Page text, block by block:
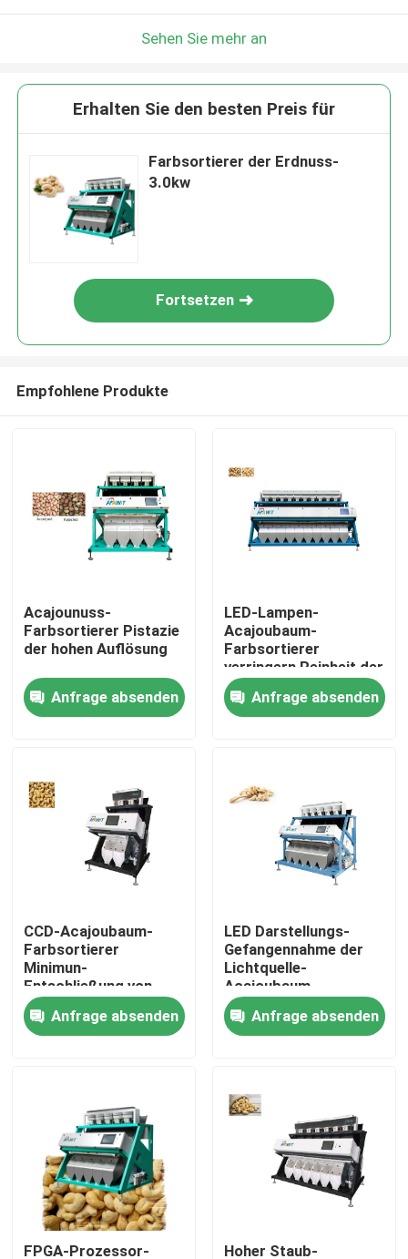
Produkte
Qualitätskontrolle
Treten Sie mit uns in Verbindung
Fordern Sie ein Zitat
Reisfarbsortierer
Kornfarbsortierer
Sehen Sie mehr an
Erhalten Sie den besten Preis für
Farbsortierer der Erdnuss-
3.0kw
Fortsetzen
Empfohlene Produkte
Acajounuss-
Farbsortierer Pistazie
der hohen Auflösung
Anfrage absenden
LED-Lampen-
Acajoubaum-
Farbsortierer
verringern Reinheit der
Bruch-Raten-99,9%
Anfrage absenden
CCD-Acajoubaum-
Farbsortierer
Minimun-
Entschließung von
0.015mm
Anfrage absenden
LED Darstellungs-
Gefangennahme der
Lichtquelle-
Acajoubaum-
sortierenden
Maschinen-HD
Anfrage absenden
FPGA-Prozessor- Hoher Staub-